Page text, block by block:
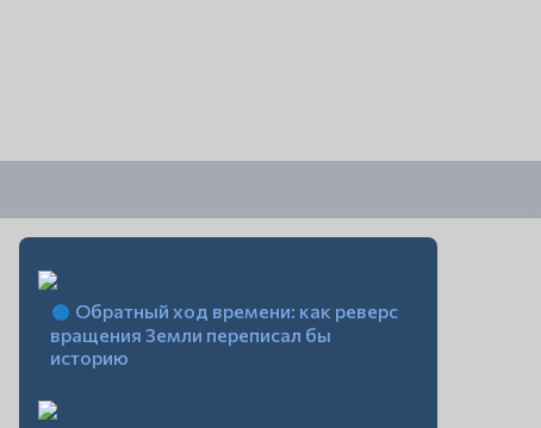
Обратный ход времени: как реверс
вращения Земли переписал бы
историю